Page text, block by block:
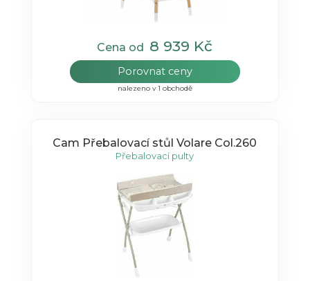
Cena od 8 939 Kč
Porovnat ceny
nalezeno v 1 obchodě
Cam Přebalovací stůl Volare Col.260
Přebalovací pulty